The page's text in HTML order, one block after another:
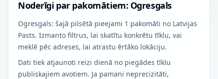
Noderīgi par pakomātiem: Ogresgals
Ogresgals: šajā pilsētā pieejami 1 pakomāti no Latvijas
Pasts. Izmanto filtrus, lai skatītu konkrētu tīklu, vai
meklē pēc adreses, lai atrastu ērtāko lokāciju.
Dati tiek atjaunoti reizi dienā no piegādes tīklu
publiskajiem avotiem. Ja pamani neprecizitāti,